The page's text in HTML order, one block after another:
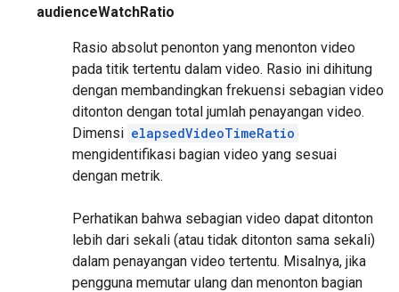
audienceWatchRatio
Rasio absolut penonton yang menonton video
pada titik tertentu dalam video. Rasio ini dihitung
dengan membandingkan frekuensi sebagian video
ditonton dengan total jumlah penayangan video.
Dimensi elapsedVideoTimeRatio
mengidentifikasi bagian video yang sesuai
dengan metrik.
Perhatikan bahwa sebagian video dapat ditonton
lebih dari sekali (atau tidak ditonton sama sekali)
dalam penayangan video tertentu. Misalnya, jika
pengguna memutar ulang dan menonton bagian